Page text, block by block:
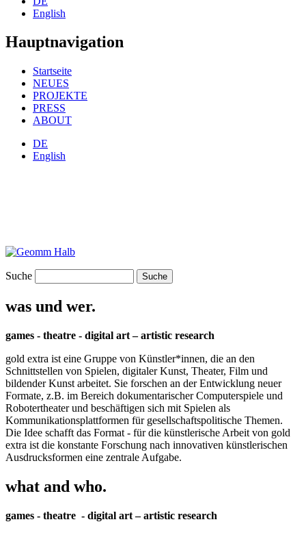
English
Hauptnavigation
Startseite
NEUES
PROJEKTE
PRESS
ABOUT
DE
English
Suche
was und wer.
games - theatre - digital art – artistic research
gold extra ist eine Gruppe von Künstler*innen, die an den
Schnittstellen von Spielen, digitaler Kunst, Theater, Film und
bildender Kunst arbeitet. Sie forschen an der Entwicklung neuer
Formate, z.B. im Bereich dokumentarischer Computerspiele und
Robotertheater und beschäftigen sich mit Spielen als
Kommunikationsplattformen für gesellschaftspolitische Themen.
Die Idee schafft das Format - für die künstlerische Arbeit von gold
extra ist die konstante Forschung nach innovativen künstlerischen
Ausdrucksformen eine zentrale Aufgabe.
what and who.
games - theatre - digital art – artistic research